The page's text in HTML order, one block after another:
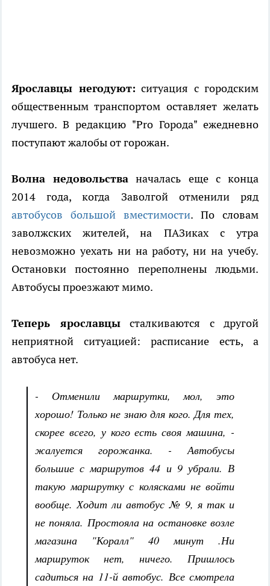
Ярославцы негодуют: ситуация с городским
общественным транспортом оставляет желать
лучшего. В редакцию "Pro Города" ежедневно
поступают жалобы от горожан.
Волна недовольства началась еще с конца
2014 года, когда Заволгой отменили ряд
автобусов большой вместимости. По словам
заволжских жителей, на ПАЗиках с утра
невозможно уехать ни на работу, ни на учебу.
Остановки постоянно переполнены людьми.
Автобусы проезжают мимо.
Теперь ярославцысталкиваются с другой
неприятной ситуацией: расписание есть, а
автобуса нет.
- Отменили маршрутки, мол, это
хорошо! Только не знаю для кого. Для тех,
скорее всего, у кого есть своя машина, -
жалуется горожанка. - Автобусы
большие с маршрутов 44 и 9 убрали. В
такую маршрутку с колясками не войти
вообще. Ходит ли автобус № 9, я так и
не поняла. Простояла на остановке возле
магазина "Коралл" 40 минут .Ни
маршруток нет, ничего. Пришлось
садиться на 11-й автобус. Все смотрела